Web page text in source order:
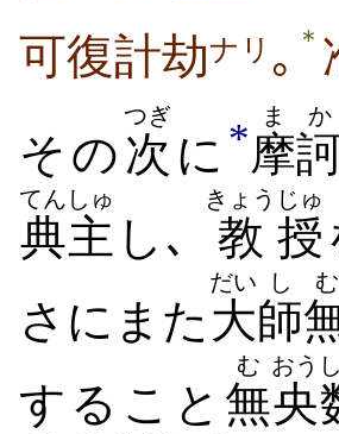
可復計劫ナリ ｡ ＊
その 次
つぎ
に *摩
まか
典主
てんしゅ
し､ 教
きょう
授
じゅ
さにまた 大
だい
師
し む
すること 無
む
央
おう